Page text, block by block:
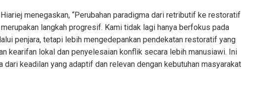
menegaskan, “Perubahan paradigma dari retributif ke restoratif
langkah progresif. Kami tidak lagi hanya berfokus pada
penjara, tetapi lebih mengedepankan pendekatan restoratif yang
kearifan lokal dan penyelesaian konflik secara lebih manusiawi. Ini
dari keadilan yang adaptif dan relevan dengan kebutuhan masyarakat